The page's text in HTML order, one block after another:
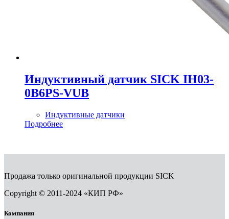
Индуктивный датчик SICK IH03-
0B6PS-VUB
Индуктивные датчики
Подробнее
Продажа только оригинальной продукции SICK
Copyright © 2011-2024 «КИП РФ»
Компания